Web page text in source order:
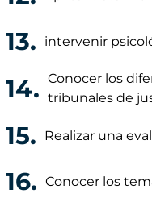
13. intervenir
14. Conocer los
tribunales de
15. Realizar una
16. Conocer los